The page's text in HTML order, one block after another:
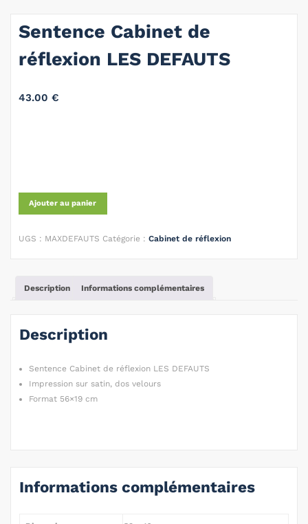
Sentence Cabinet de
réflexion LES DEFAUTS
43.00 €
Ajouter au panier
UGS : MAXDEFAUTS Catégorie : Cabinet de réflexion
Description Informations complémentaires
Description
Sentence Cabinet de réflexion LES DEFAUTS
Impression sur satin, dos velours
Format 56×19 cm
Informations complémentaires